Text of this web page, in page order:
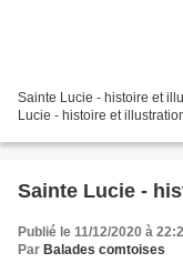
Sainte Lucie - histoire et
Sainte Lucie -
Publié le 11/12/2020 à
Par Balades comtoises